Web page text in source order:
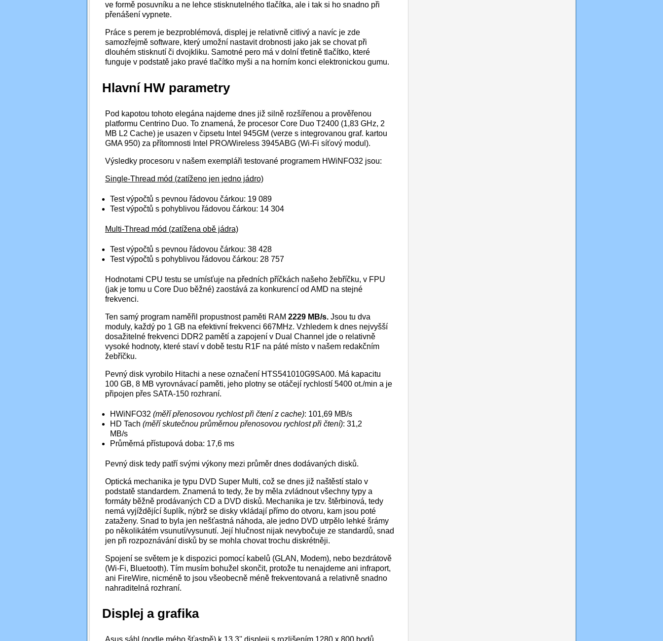
ve formě posuvníku a ne lehce stisknutelného tlačítka, ale i tak si ho snadno při
přenášení vypnete.
Práce s perem je bezproblémová, displej je relativně citlivý a navíc je zde
samozřejmě software, který umožní nastavit drobnosti jako jak se chovat při
dlouhém stisknutí či dvojkliku. Samotné pero má v dolní třetině tlačítko, které
funguje v podstatě jako pravé tlačítko myši a na horním konci elektronickou gumu.
Hlavní HW parametry
Pod kapotou tohoto elegána najdeme dnes již silně rozšířenou a prověřenou
platformu Centrino Duo. To znamená, že procesor Core Duo T2400 (1,83 GHz, 2
MB L2 Cache) je usazen v čipsetu Intel 945GM (verze s integrovanou graf. kartou
GMA 950) za přítomnosti Intel PRO/Wireless 3945ABG (Wi-Fi síťový modul).
Výsledky procesoru v našem exempláři testované programem HWiNFO32 jsou:
Single-Thread mód (zatíženo jen jedno jádro)
Test výpočtů s pevnou řádovou čárkou: 19 089
Test výpočtů s pohyblivou řádovou čárkou: 14 304
Multi-Thread mód (zatížena obě jádra)
Test výpočtů s pevnou řádovou čárkou: 38 428
Test výpočtů s pohyblivou řádovou čárkou: 28 757
Hodnotami CPU testu se umísťuje na předních příčkách našeho žebříčku, v FPU
(jak je tomu u Core Duo běžné) zaostává za konkurencí od AMD na stejné
frekvenci.
Ten samý program naměřil propustnost paměti RAM 2229 MB/s.Jsou tu dva
moduly, každý po 1 GB na efektivní frekvenci 667MHz. Vzhledem k dnes nejvyšší
dosažitelné frekvenci DDR2 pamětí a zapojení v Dual Channel jde o relativně
vysoké hodnoty, které staví v době testu R1F na páté místo v našem redakčním
žebříčku.
Pevný disk vyrobilo Hitachi a nese označení HTS541010G9SA00. Má kapacitu
100 GB, 8 MB vyrovnávací paměti, jeho plotny se otáčejí rychlostí 5400 ot./min a je
připojen přes SATA-150 rozhraní.
HWiNFO32 (měří přenosovou rychlost při čtení z cache): 101,69 MB/s
HD Tach (měří skutečnou průměrnou přenosovou rychlost při čtení): 31,2
MB/s
Průměrná přístupová doba: 17,6 ms
Pevný disk tedy patří svými výkony mezi průměr dnes dodávaných disků.
Optická mechanika je typu DVD Super Multi, což se dnes již naštěstí stalo v
podstatě standardem. Znamená to tedy, že by měla zvládnout všechny typy a
formáty běžně prodávaných CD a DVD disků. Mechanika je tzv. štěrbinová, tedy
nemá vyjíždějící šuplík, nýbrž se disky vkládají přímo do otvoru, kam jsou poté
zataženy. Snad to byla jen nešťastná náhoda, ale jedno DVD utrpělo lehké šrámy
po několikátém vsunutí/vysunutí. Její hlučnost nijak nevybočuje ze standardů, snad
jen při rozpoznávání disků by se mohla chovat trochu diskrétněji.
Spojení se světem je k dispozici pomocí kabelů (GLAN, Modem), nebo bezdrátově
(Wi-Fi, Bluetooth). Tím musím bohužel skončit, protože tu nenajdeme ani infraport,
ani FireWire, nicméně to jsou všeobecně méně frekventovaná a relativně snadno
nahraditelná rozhraní.
Displej a grafika
Asus sáhl (podle mého šťastně) k 13,3'' displeji s rozlišením 1280 x 800 bodů